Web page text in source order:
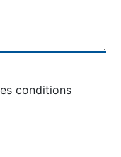
conditions